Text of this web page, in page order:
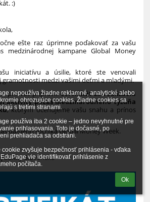
nepoužíva žiadne reklamné, analytické alebo
ohrozujúce cookies. Žiadne cookies sa
s tretími stranami.
používa iba 2 cookie – jedno nevyhnutné pre
prihlasovania. Toto je dočasné, po
prehliadača sa odstráni.
cookie zvyšuje bezpečnosť prihlásenia - vďaka
vie identifikovať prihlásenie z
počítača.
Ok
:)
ešte raz úprimne poďakovať za vašu
medzinárodnej kampane Global Money
iniciatívu a úsilie, ktoré ste venovali
gramotnosti medzi vašimi deťmi a mladými.
pre vás pripravili certifikát za realizáciu
aktivity počas Medzinárodného týždňa
, ktorým oceňujeme vašu snahu a prínos
ďalšieho ročníka Global Money Week.
banky Slovenska